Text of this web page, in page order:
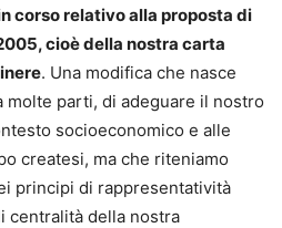
corso relativo alla proposta di
cioè della nostra carta
. Una modifica che nasce
molte parti, di adeguare il nostro
socioeconomico e alle
createsi, ma che riteniamo
principi di rappresentatività
centralità della nostra